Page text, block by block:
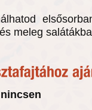
meleg